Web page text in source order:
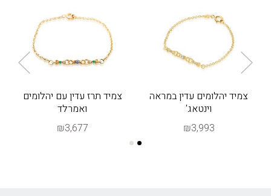
צמיד יהלומים עדין במראה
וינטאג'
₪3,993
צמיד תרז עדין עם יהלומים
ואמרלד
₪3,677